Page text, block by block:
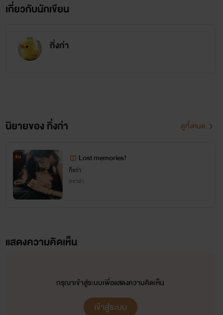
เกี่ยวกับนักเขียน
กิ่งก่า
นิยายของ กิ่งก่า ดูทั้งหมด
จบ Lost memories!
กิ่งก่า
ดราม่า
แสดงความคิดเห็น
กรุณาเข้าสู่ระบบเพื่อแสดงความคิดเห็น
เข้าสู่ระบบ